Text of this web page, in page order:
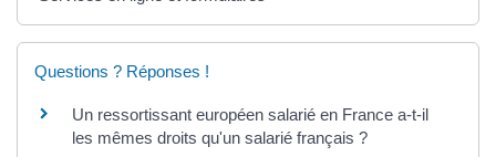
Questions ? Réponses !
Un ressortissant européen salarié en France a-t-il
les mêmes droits qu'un salarié français ?